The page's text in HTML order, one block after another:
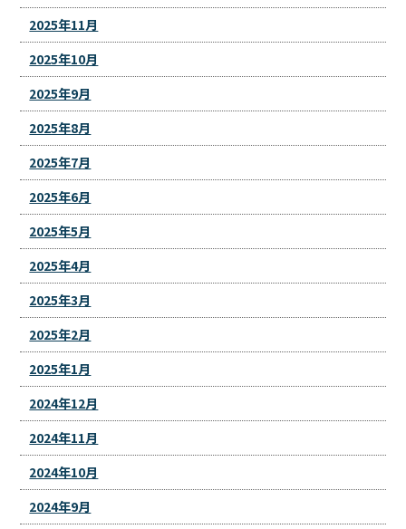
2025年11月
2025年10月
2025年9月
2025年8月
2025年7月
2025年6月
2025年5月
2025年4月
2025年3月
2025年2月
2025年1月
2024年12月
2024年11月
2024年10月
2024年9月